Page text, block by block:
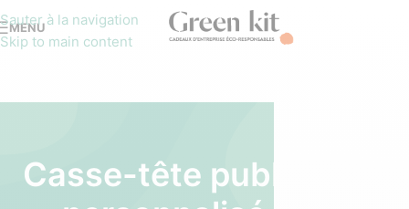
Sauter à la navigation
Skip to main content
MENU
Casse-tête publicitaire